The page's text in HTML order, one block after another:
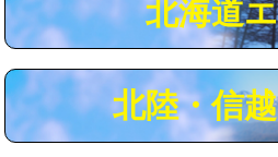
給水管工事※（ライニング鋼管・銅
給水管工事※（ライニング鋼管・銅
管・ポリ管・HT管使用/3ｍ超え)
北海道
北陸・信